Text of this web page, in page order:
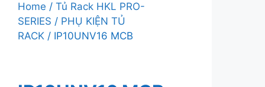
Home / Tủ Rack HKL PRO-
SERIES / PHỤ KIỆN TỦ
RACK / IP10UNV16 MCB